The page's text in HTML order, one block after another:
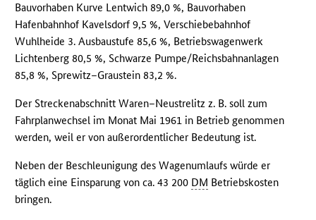
Bauvorhaben Kurve Lentwich 89,0 %, Bauvorhaben
Hafenbahnhof Kavelsdorf 9,5 %, Verschiebebahnhof
Wuhlheide 3. Ausbaustufe 85,6 %, Betriebswagenwerk
Lichtenberg 80,5 %, Schwarze Pumpe/Reichsbahnanlagen
85,8 %, Sprewitz–Graustein 83,2 %.
Der Streckenabschnitt Waren–Neustrelitz z. B. soll zum
Fahrplanwechsel im Monat Mai 1961 in Betrieb genommen
werden, weil er von außerordentlicher Bedeutung ist.
Neben der Beschleunigung des Wagenumlaufs würde er
täglich eine Einsparung von ca. 43 200 DM Betriebskosten
bringen.